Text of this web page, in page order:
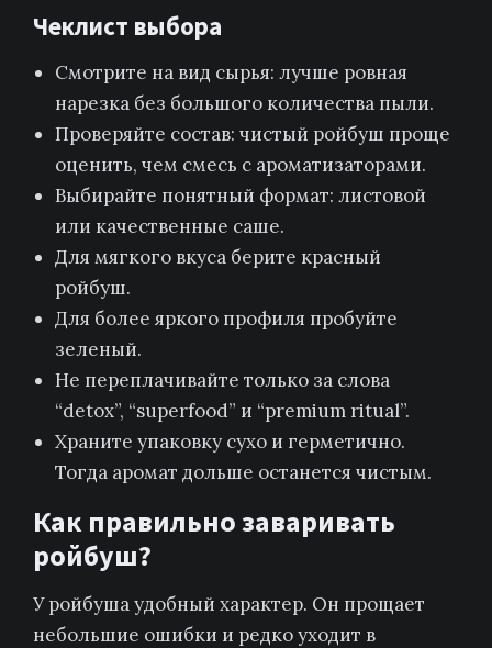
Чеклист выбора
Смотрите на вид сырья: лучше ровная
нарезка без большого количества пыли.
Проверяйте состав: чистый ройбуш проще
оценить, чем смесь с ароматизаторами.
Выбирайте понятный формат: листовой
или качественные саше.
Для мягкого вкуса берите красный
ройбуш.
Для более яркого профиля пробуйте
зеленый.
Не переплачивайте только за слова
“detox”, “superfood” и “premium ritual”.
Храните упаковку сухо и герметично.
Тогда аромат дольше останется чистым.
Как правильно заваривать
ройбуш?
У ройбуша удобный характер. Он прощает
небольшие ошибки и редко уходит в